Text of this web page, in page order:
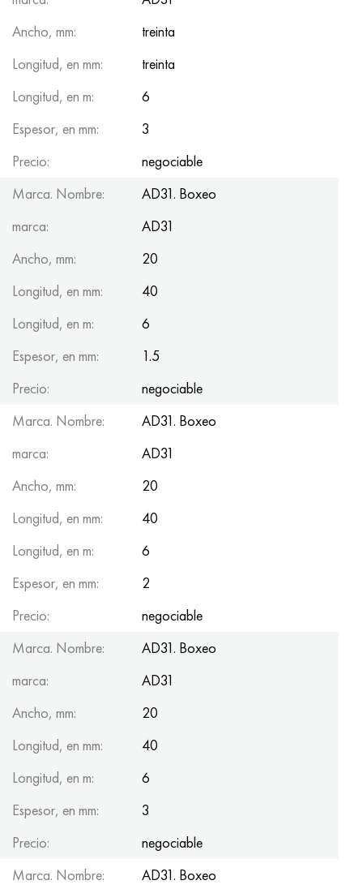
Ancho, mm:
treinta
Longitud, en mm:
treinta
Longitud, en m:
6
Espesor, en mm:
3
Precio:
negociable
Marca. Nombre:
AD31. Boxeo
marca:
AD31
Ancho, mm:
20
Longitud, en mm:
40
Longitud, en m:
6
Espesor, en mm:
1.5
Precio:
negociable
Marca. Nombre:
AD31. Boxeo
marca:
AD31
Ancho, mm:
20
Longitud, en mm:
40
Longitud, en m:
6
Espesor, en mm:
2
Precio:
negociable
Marca. Nombre:
AD31. Boxeo
marca:
AD31
Ancho, mm:
20
Longitud, en mm:
40
Longitud, en m:
6
Espesor, en mm:
3
Precio:
negociable
Marca. Nombre:
AD31. Boxeo